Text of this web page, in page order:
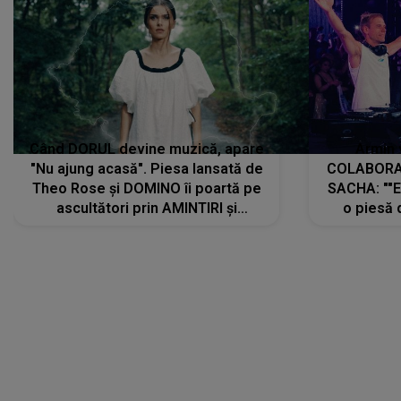
"Nu ajung acasă". Piesa lansată de
Theo Rose și DOMINO îi poartă pe
ascultători prin AMINTIRI și
REGĂSIRI, iar drumul emoțiilor
trece prin sufletul publicului:
"Pentru toți cei care au plecat
departe ca să le fie mai bine"
SACHA:
o piesă
imediat
cu mine
păstrăm